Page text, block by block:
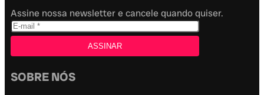
Assine nossa newsletter e cancele quando quiser.
SOBRE NÓS